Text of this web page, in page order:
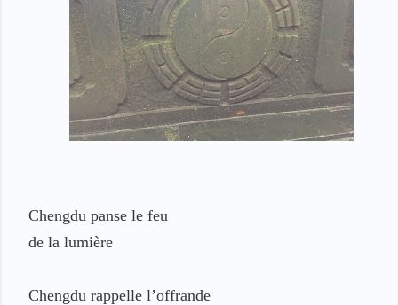
Chengdu panse le feu
de la lumière
Chengdu rappelle l’offrande